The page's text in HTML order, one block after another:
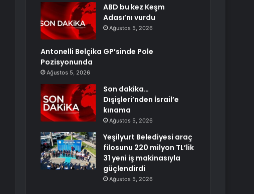
ABD bu kez Keşm
Adası’nı vurdu
Ağustos 5, 2026
Antonelli Belçika GP’sinde Pole
Pozisyonunda
Ağustos 5, 2026
Son dakika…
Dışişleri’nden İsrail’e
kınama
Ağustos 5, 2026
Yeşilyurt Belediyesi araç
filosunu 220 milyon TL’lik
31 yeni iş makinasıyla
güçlendirdi
Ağustos 5, 2026